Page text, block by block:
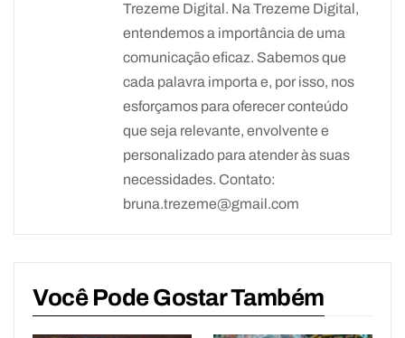
Trezeme Digital. Na Trezeme Digital,
entendemos a importância de uma
comunicação eficaz. Sabemos que
cada palavra importa e, por isso, nos
esforçamos para oferecer conteúdo
que seja relevante, envolvente e
personalizado para atender às suas
necessidades. Contato:
bruna.trezeme@gmail.com
Você Pode Gostar Também